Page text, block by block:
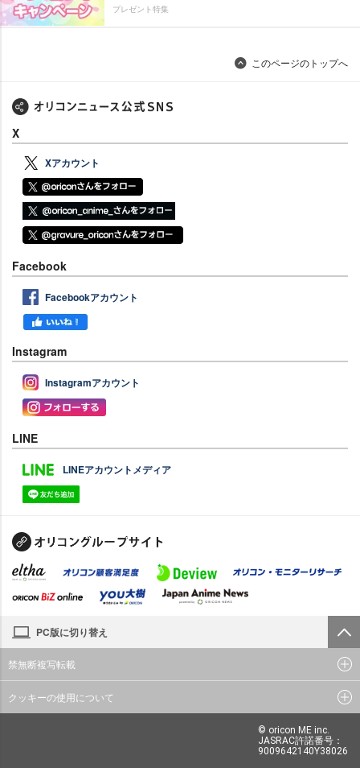
プレゼント特集
このページのトップへ
X
Xアカウント
Facebook
Facebookアカウント
Instagram
Instagramアカウント
LINE
LINEアカウントメディア
PC版に切り替え
禁無断複写転載
クッキーの使用について
© oricon ME inc.
JASRAC許諾番号：
9009642140Y38026